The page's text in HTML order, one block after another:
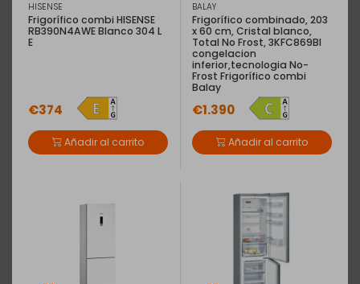
HISENSE
Frigorífico combi HISENSE
RB390N4AWE Blanco 304 L
E
€374
Añadir al carrito
BALAY
Frigorífico combinado, 203
x 60 cm, Cristal blanco,
Total No Frost, 3KFC869BI
congelacion
inferior,tecnologia No-
Frost Frigorífico combi
Balay
€1.390
Añadir al carrito